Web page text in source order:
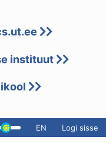
instituut
EN Logi sisse